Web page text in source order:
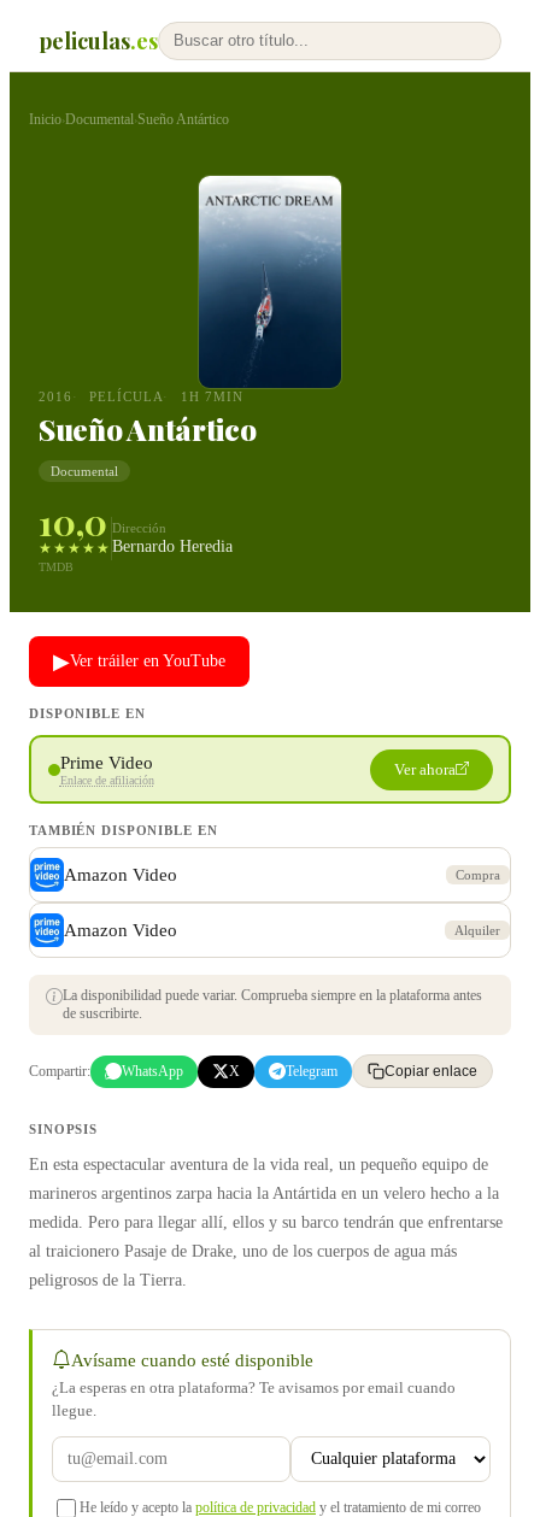
peliculas.es
Inicio›Documental›Sueño Antártico
2016 PELÍCULA 1H 7MIN
Sueño Antártico
Documental
10,0
★★★★★
TMDB
Dirección
Bernardo Heredia
▶Ver tráiler en YouTube
DISPONIBLE EN
Prime Video
Enlace de afiliación
Ver ahora
TAMBIÉN DISPONIBLE EN
Amazon Video Compra
Amazon Video Alquiler
La disponibilidad puede variar. Comprueba siempre en la plataforma antes
de suscribirte.
Compartir: WhatsApp X Telegram Copiar enlace
SINOPSIS
En esta espectacular aventura de la vida real, un pequeño equipo de
marineros argentinos zarpa hacia la Antártida en un velero hecho a la
medida. Pero para llegar allí, ellos y su barco tendrán que enfrentarse
al traicionero Pasaje de Drake, uno de los cuerpos de agua más
peligrosos de la Tierra.
Avísame cuando esté disponible
¿La esperas en otra plataforma? Te avisamos por email cuando
llegue.
He leído y acepto la política de privacidad y el tratamiento de mi correo